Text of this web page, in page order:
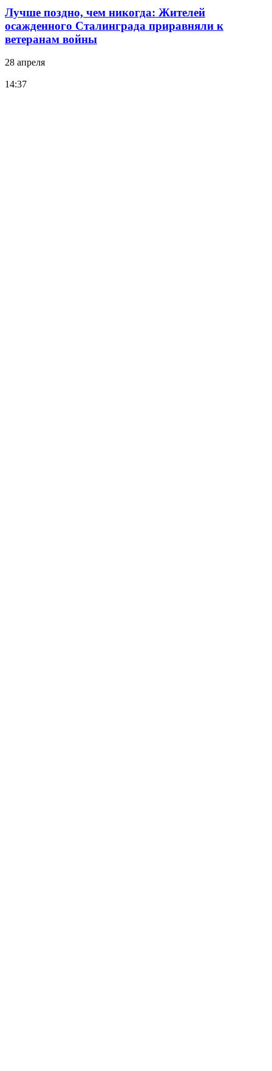
Лучше поздно, чем никогда: Жителей
осажденного Сталинграда приравняли к
ветеранам войны
28 апреля
14:37